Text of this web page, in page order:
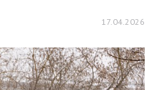
17.04.2026